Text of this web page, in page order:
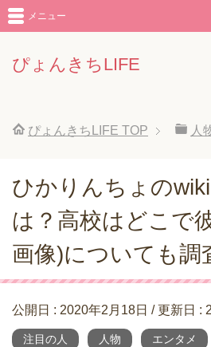
ぴょんきちLIFE
メニュー
ぴょんきちLIFE TOP 人
ひかりんちょの
は？高校はどこで
画像)についても調
公開日 : 2020年2月18日 / 更新日 :
注目の人 人物 エンタメ